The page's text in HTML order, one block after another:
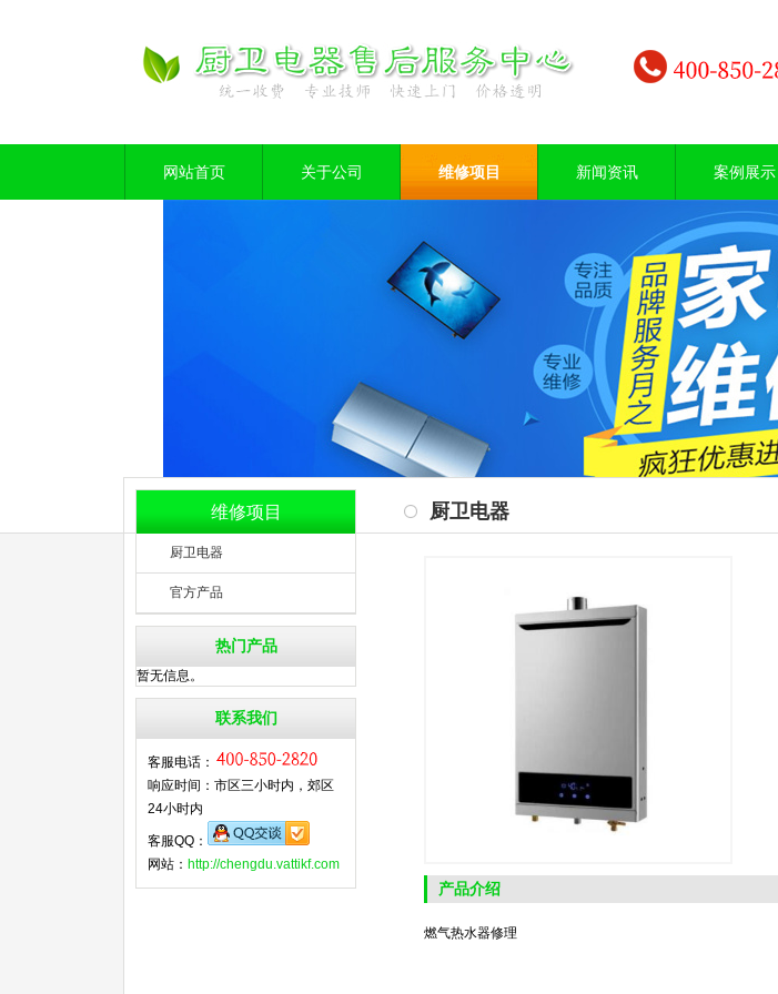
网站首页 关于公司 维修项目 新闻资讯 案例展示
维修项目
厨卫电器
官方产品
热门产品
暂无信息。
联系我们
客服电话：
响应时间：市区三小时内，郊区
24小时内
客服QQ：
网站： http://chengdu.vattikf.com
厨卫电器
产品介绍
燃气热水器修理